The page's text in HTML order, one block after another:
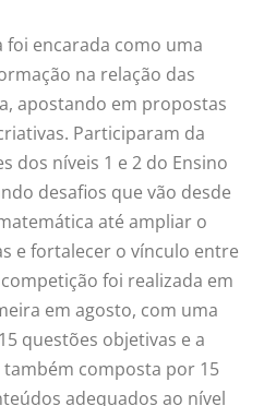
foi encarada como uma
na relação das
apostando em propostas
Participaram da
dos níveis 1 e 2 do Ensino
desafios que vão desde
até ampliar o
e fortalecer o vínculo entre
foi realizada em
em agosto, com uma
questões objetivas e a
composta por 15
adequados ao nível